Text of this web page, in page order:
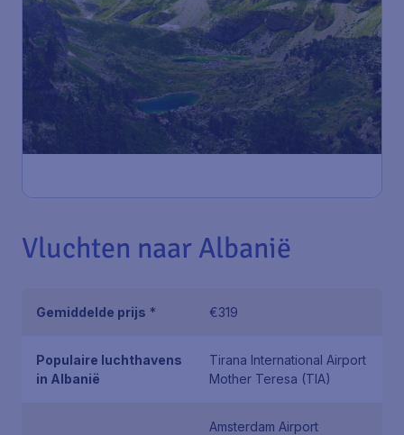
Vluchten naar Albanië
Gemiddelde prijs * €319
Populaire luchthavens
in Albanië
Tirana International Airport
Mother Teresa (TIA)
Amsterdam Airport